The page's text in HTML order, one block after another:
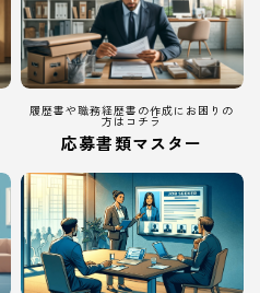
履歴書や職務経歴書の作成にお困りの
方はコチラ
応募書類マスター